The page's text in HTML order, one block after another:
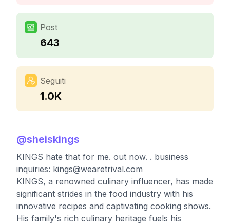
Post
643
Seguiti
1.0K
@sheiskings
KINGS hate that for me. out now. . business
inquiries: kings@wearetrival.com
KINGS, a renowned culinary influencer, has made
significant strides in the food industry with his
innovative recipes and captivating cooking shows.
His family's rich culinary heritage fuels his